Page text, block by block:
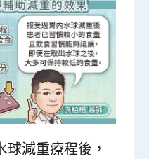
減重療程後，